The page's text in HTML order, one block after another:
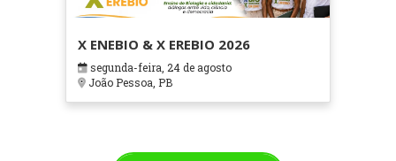
X ENEBIO & X EREBIO 2026
segunda-feira, 24 de agosto
João Pessoa, PB